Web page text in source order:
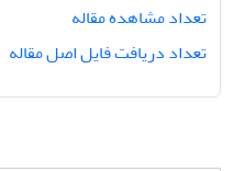
تعداد مشاهده مقاله
تعداد دریافت فایل اصل مقاله